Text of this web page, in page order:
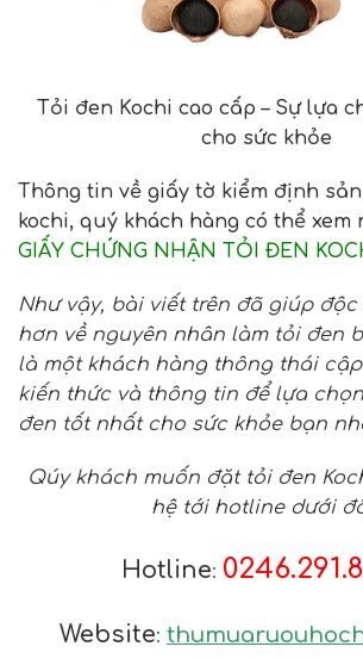
Tỏi đen Kochi cao cấp – Sự lựa
cho sức khỏe
Thông tin về giấy tờ kiểm định
kochi, quý khách hàng có thể xem
GIẤY CHỨNG NHẬN TỎI ĐEN
Như vậy, bài viết trên đã giúp
hơn về nguyên nhân làm tỏi đen
là một khách hàng thông thái
kiến thức và thông tin để lựa
đen tốt nhất cho sức khỏe bạn
Qúy khách muốn đặt tỏi đen
hệ tới hotline dưới
Hotline:
Website: